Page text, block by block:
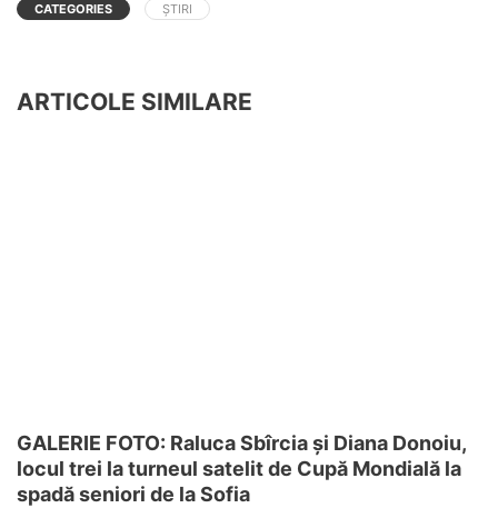
CATEGORIES ȘTIRI
ARTICOLE SIMILARE
GALERIE FOTO: Raluca Sbîrcia și Diana Donoiu,
locul trei la turneul satelit de Cupă Mondială la
spadă seniori de la Sofia